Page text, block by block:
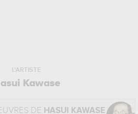
L'ARTISTE
Kawase
DE HASUI KAWASE